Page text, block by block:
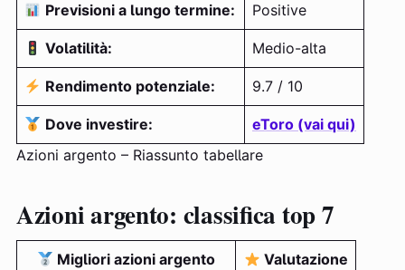
Previsioni a lungo termine: Positive
Volatilità: Medio-alta
Rendimento potenziale: 9.7 / 10
Dove investire:
eToro (vai qui)
Azioni argento – Riassunto tabellare
Azioni argento: classifica top 7
Migliori azioni argento Valutazione